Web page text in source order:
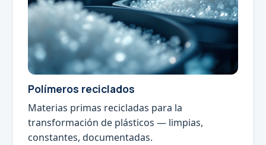
Polímeros reciclados
Materias primas recicladas para la
transformación de plásticos — limpias,
constantes, documentadas.